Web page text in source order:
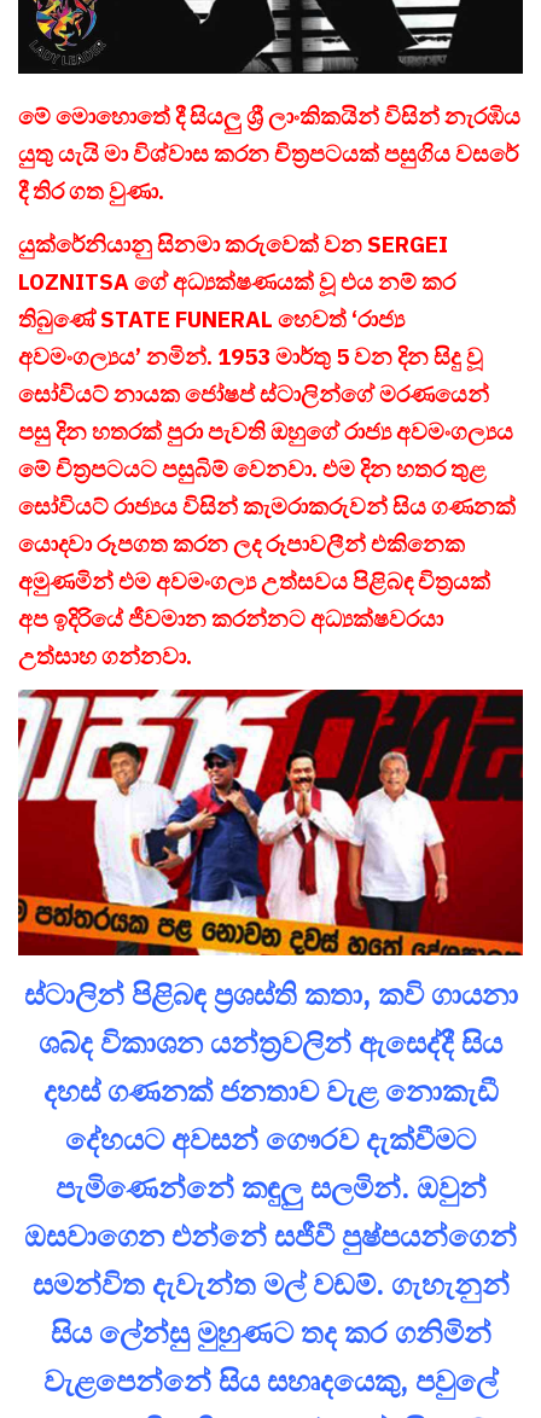
මේ මොහොතේ දී සියලු ශ්‍රී ලාංකිකයින් විසින් නැරඹිය
යුතු යැයි මා විශ්වාස කරන චිත්‍රපටයක් පසුගිය වසරේ
දී තිර ගත වුණා.
යුක්රේනියානු සිනමා කරුවෙක් වන SERGEI
LOZNITSA ගේ අධ්‍යක්ෂණයක් වූ එය නම් කර
තිබුණේ STATE FUNERAL හෙවත් ‘රාජ්‍ය
අවමංගල්‍යය’ නමින්. 1953 මාර්තු 5 වන දින සිදු වූ
සෝවියට් නායක ජෝෂප් ස්ටාලින්ගේ මරණයෙන්
පසු දින හතරක් පුරා පැවති ඔහුගේ රාජ්‍ය අවමංගල්‍යය
මේ චිත්‍රපටයට පසුබිම් වෙනවා. එම දින හතර තුළ
සෝවියට් රාජ්‍යය විසින් කැමරාකරුවන් සිය ගණනක්
යොදවා රූපගත කරන ලද රූපාවලීන් එකිනෙක
අමුණමින් එම අවමංගල්‍ය උත්සවය පිළිබඳ චිත්‍රයක්
අප ඉදිරියේ ජීවමාන කරන්නට අධ්‍යක්ෂවරයා
උත්සාහ ගන්නවා.
ස්ටාලින් පිළිබඳ ප්‍රශස්ති කතා, කවි ගායනා
ශබ්ද විකාශන යන්ත්‍රවලින් ඇසෙද්දී සිය
දහස් ගණනක් ජනතාව වැළ නොකැඩී
දේහයට අවසන් ගෞරව දැක්වීමට
පැමිණෙන්නේ කඳුලු සලමින්. ඔවුන්
ඔසවාගෙන එන්නේ සජීවී පුෂ්පයන්ගෙන්
සමන්විත දැවැන්ත මල් වඩම්. ගැහැනුන්
සිය ලේන්සු මුහුණට තද කර ගනිමින්
වැළපෙන්නේ සිය සහෘදයෙකු, පවුලේ